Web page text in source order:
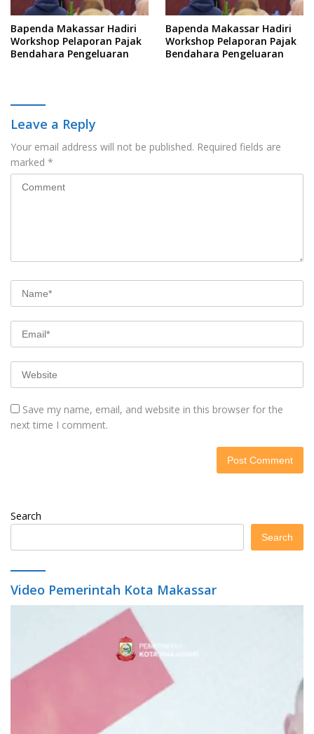
Bapenda Makassar Hadiri
Workshop Pelaporan Pajak
Bendahara Pengeluaran
Bapenda Makassar Hadiri
Workshop Pelaporan Pajak
Bendahara Pengeluaran
Leave a Reply
Your email address will not be published. Required fields are
marked *
Save my name, email, and website in this browser for the
next time I comment.
Search
Search
Video Pemerintah Kota Makassar